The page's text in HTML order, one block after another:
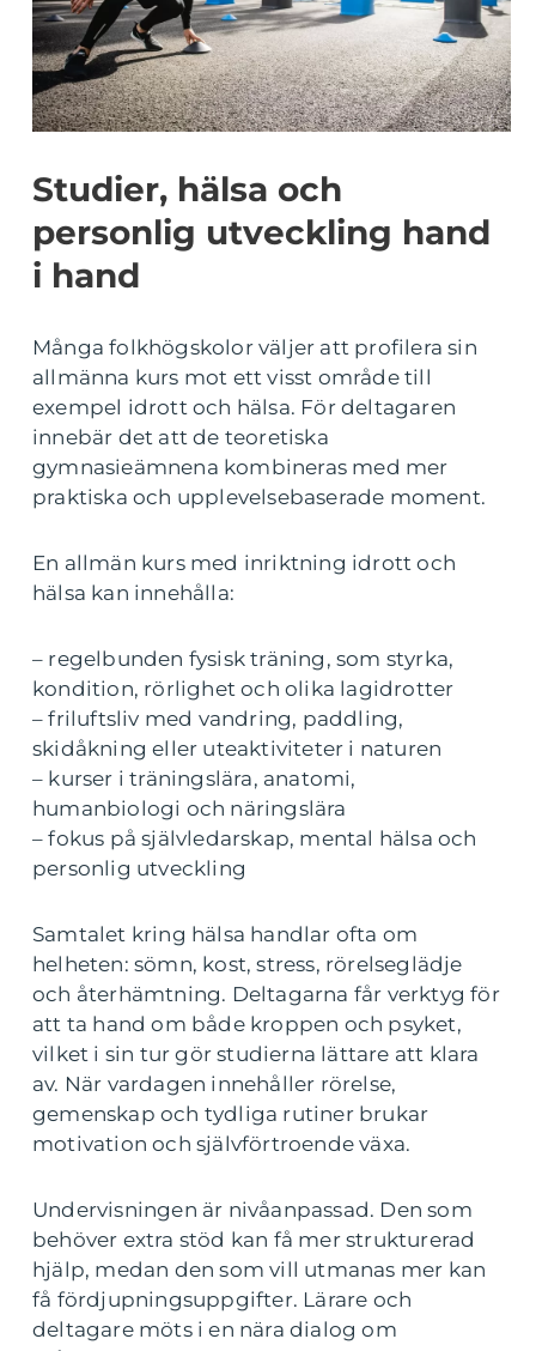
Studier, hälsa och
personlig utveckling hand
i hand
Många folkhögskolor väljer att profilera sin
allmänna kurs mot ett visst område till
exempel idrott och hälsa. För deltagaren
innebär det att de teoretiska
gymnasieämnena kombineras med mer
praktiska och upplevelsebaserade moment.
En allmän kurs med inriktning idrott och
hälsa kan innehålla:
– regelbunden fysisk träning, som styrka,
kondition, rörlighet och olika lagidrotter
– friluftsliv med vandring, paddling,
skidåkning eller uteaktiviteter i naturen
– kurser i träningslära, anatomi,
humanbiologi och näringslära
– fokus på självledarskap, mental hälsa och
personlig utveckling
Samtalet kring hälsa handlar ofta om
helheten: sömn, kost, stress, rörelseglädje
och återhämtning. Deltagarna får verktyg för
att ta hand om både kroppen och psyket,
vilket i sin tur gör studierna lättare att klara
av. När vardagen innehåller rörelse,
gemenskap och tydliga rutiner brukar
motivation och självförtroende växa.
Undervisningen är nivåanpassad. Den som
behöver extra stöd kan få mer strukturerad
hjälp, medan den som vill utmanas mer kan
få fördjupningsuppgifter. Lärare och
deltagare möts i en nära dialog om